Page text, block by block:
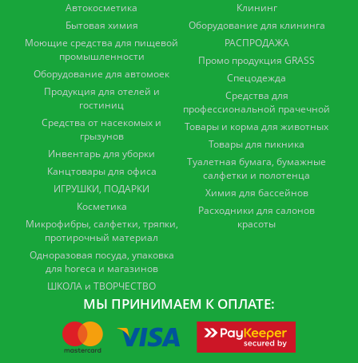
Автокосметика
Бытовая химия
Моющие средства для пищевой
промышленности
Оборудование для автомоек
Продукция для отелей и
гостиниц
Средства от насекомых и
грызунов
Инвентарь для уборки
Канцтовары для офиса
ИГРУШКИ, ПОДАРКИ
Косметика
Микрофибры, салфетки, тряпки,
протирочный материал
Одноразовая посуда, упаковка
для horeca и магазинов
ШКОЛА и ТВОРЧЕСТВО
Клининг
Оборудование для клининга
РАСПРОДАЖА
Промо продукция GRASS
Спецодежда
Средства для
профессиональной прачечной
Товары и корма для животных
Товары для пикника
Туалетная бумага, бумажные
салфетки и полотенца
Химия для бассейнов
Расходники для салонов
красоты
МЫ ПРИНИМАЕМ К ОПЛАТЕ: